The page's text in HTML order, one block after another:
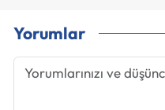
Yorumlar